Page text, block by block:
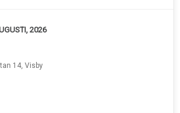
2026
14, Visby